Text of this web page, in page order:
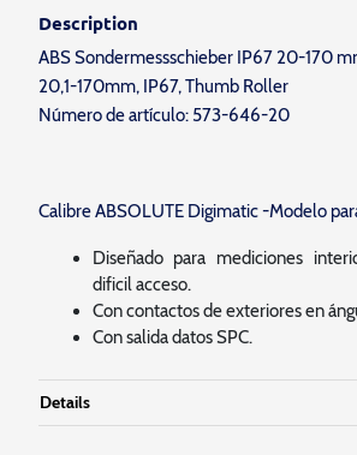
Description
ABS Sondermessschieber IP67 20-170
20,1-170mm, IP67, Thumb Roller
Número de artículo: 573-646-20
Calibre ABSOLUTE Digimatic -Modelo
Diseñado para mediciones
dificil acceso.
Con contactos de exteriores en
Con salida datos SPC.
Details